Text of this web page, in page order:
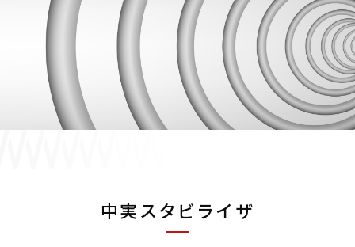
お問い合わせ
株主・投資家情報
中実スタビライザ